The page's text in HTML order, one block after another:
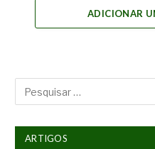
ADICIONAR
ARTIGOS